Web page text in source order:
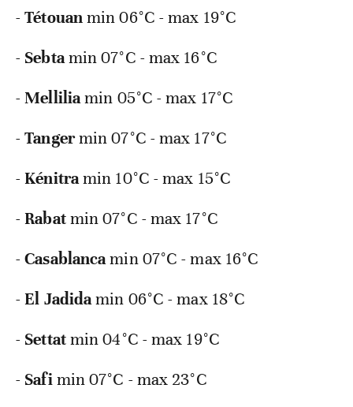
-Tétouanmin 06°C - max 19°C
- Sebtamin 07°C - max 16°C
-Melliliamin 05°C - max 17°C
-Tangermin 07°C - max 17°C
-Kénitramin 10°C - max 15°C
-Rabatmin 07°C - max 17°C
-Casablancamin 07°C - max 16°C
-El Jadidamin 06°C - max 18°C
- Settatmin 04°C - max 19°C
- Safimin07°C - max 23°C